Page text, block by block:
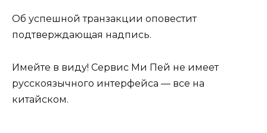
Об успешной транзакции оповестит
подтверждающая надпись.
Имейте в виду! Сервис Ми Пей не имеет
русскоязычного интерфейса — все на
китайском.